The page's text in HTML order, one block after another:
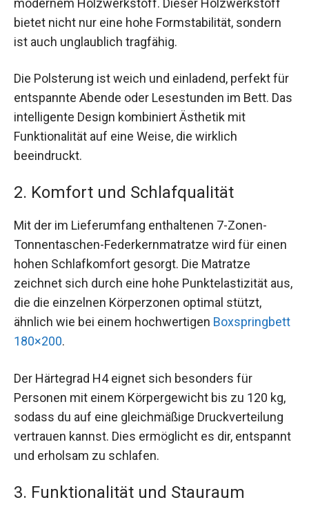
modernem Holzwerkstoff. Dieser Holzwerkstoff
bietet nicht nur eine hohe Formstabilität, sondern
ist auch unglaublich tragfähig.
Die Polsterung ist weich und einladend, perfekt für
entspannte Abende oder Lesestunden im Bett. Das
intelligente Design kombiniert Ästhetik mit
Funktionalität auf eine Weise, die wirklich
beeindruckt.
2. Komfort und Schlafqualität
Mit der im Lieferumfang enthaltenen 7-Zonen-
Tonnentaschen-Federkernmatratze wird für einen
hohen Schlafkomfort gesorgt. Die Matratze
zeichnet sich durch eine hohe Punktelastizität aus,
die die einzelnen Körperzonen optimal stützt,
ähnlich wie bei einem hochwertigen Boxspringbett
180×200.
Der Härtegrad H4 eignet sich besonders für
Personen mit einem Körpergewicht bis zu 120 kg,
sodass du auf eine gleichmäßige Druckverteilung
vertrauen kannst. Dies ermöglicht es dir, entspannt
und erholsam zu schlafen.
3. Funktionalität und Stauraum